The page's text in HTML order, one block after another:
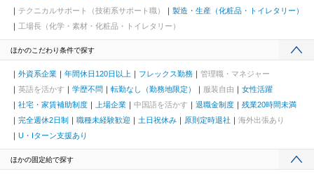
テクニカルサポート（技術系サポート職）
製造・生産（化粧品・トイレタリー）
工場長（化学・素材・化粧品・トイレタリー）
ほかのこだわり条件で探す
外資系企業 年間休日120日以上 フレックス勤務
管理職・マネジャー
英語を活かす
学歴不問 転勤なし（勤務地限定） 服装自由
女性活躍
社宅・家賃補助制度
上場企業 中国語を活かす 退職金制度
残業20時間未満
完全週休2日制
職種未経験歓迎 土日祝休み 原則定時退社
海外出張あり
U・Iターン支援あり
ほかの固定給で探す